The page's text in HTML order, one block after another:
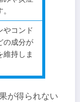
やコンド
の成分が
維持しま
が得られない